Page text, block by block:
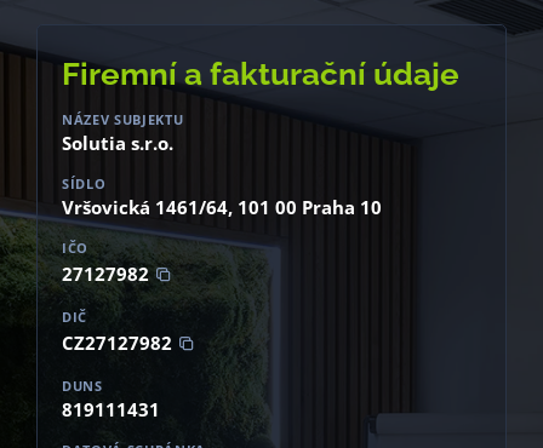
Firemní a fakturační údaje
NÁZEV SUBJEKTU
Solutia s.r.o.
SÍDLO
Vršovická 1461/64, 101 00 Praha 10
IČO
27127982
DIČ
CZ27127982
DUNS
819111431